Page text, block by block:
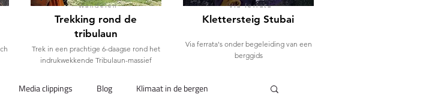
Media clippings Blog Klimaat in de bergen
Wandelen
Trekking rond de
tribulaun
Trek in een prachtige 6-daagse rond het
indrukwekkende Tribulaun-massief
Via ferrata
Klettersteig Stubai
Via ferrata's onder begeleiding van een
berggids